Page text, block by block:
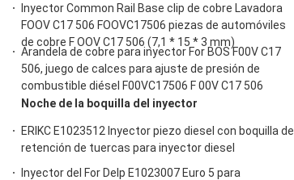
Inyector Common Rail Base clip de cobre Lavadora
FOOV C17 506 FOOVC17506 piezas de automóviles
de cobre F OOV C17 506 (7,1 * 15 * 3 mm)
Arandela de cobre para inyector For BOS F00V C17
506, juego de calces para ajuste de presión de
combustible diésel F00VC17506 F 00V C17 506
Noche de la boquilla del inyector
ERIKC E1023512 Inyector piezo diesel con boquilla de
retención de tuercas para inyector diesel
Inyector del For Delp E1023007 Euro 5 para